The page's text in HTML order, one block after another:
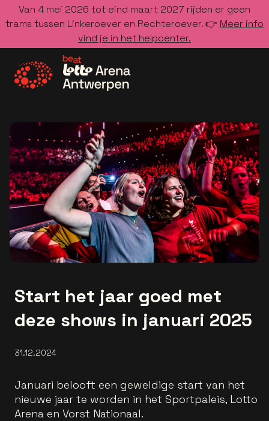
Van 4 mei 2026 tot eind maart 2027 rijden er geen
trams tussen Linkeroever en Rechteroever. 👉 Meer info
vind je in het helpcenter.
Start het jaar goed met
deze shows in januari 2025
31.12.2024
Januari belooft een geweldige start van het
nieuwe jaar te worden in het Sportpaleis, Lotto
Arena en Vorst Nationaal.